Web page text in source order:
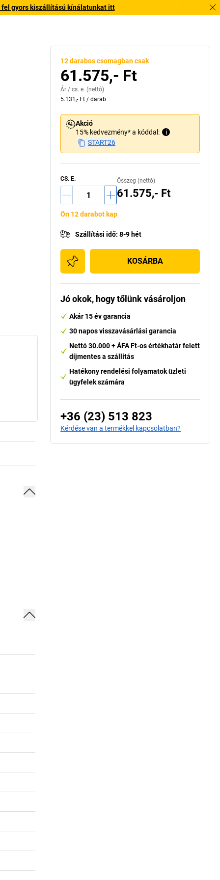
fel gyors kiszállítású kínálatunkat itt
Külső
12 darabos csomagban csak
61.575,- Ft
Ár / cs. e. (nettó)
5.131,- Ft / darab
Akció
15% kedvezmény* a kóddal:
i
START26
CS. E. Összeg (nettó)
61.575,- Ft
Ön 12 darabot kap
Szállítási idő: 8-9 hét
KOSÁRBA
Jó okok, hogy tőlünk vásároljon
Akár 15 év garancia
30 napos visszavásárlási garancia
Nettó 30.000 + ÁFA Ft-os értékhatár felett
díjmentes a szállítás
Hatékony rendelési folyamatok üzleti
ügyfelek számára
+36 (23) 513 823
Kérdése van a termékkel kapcsolatban?